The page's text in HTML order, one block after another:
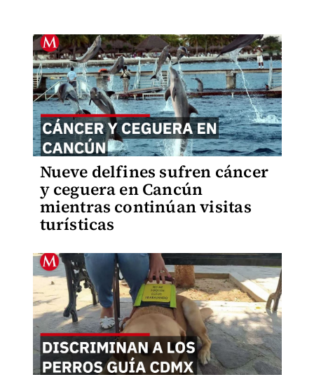
Nueve delfines sufren cáncer
y ceguera en Cancún
mientras continúan visitas
turísticas